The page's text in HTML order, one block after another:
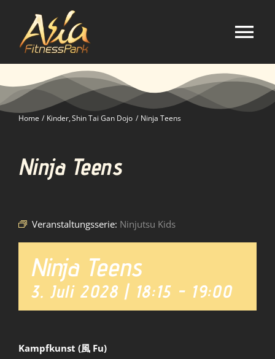
springen
Home
Kurse
Team
Home Kinder Shin Tai Gan Dojo Ninja Teens
Ninja Teens
Veranstaltungsserie: Ninjutsu Kids
Ninja Teens
3. Juli 2028 | 18:15 - 19:00
Kampfkunst (風 Fu)